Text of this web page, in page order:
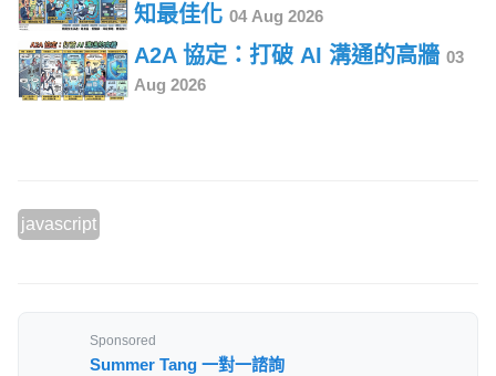
知最佳化 04 Aug 2026
A2A 協定：打破 AI 溝通的高牆 03
Aug 2026
javascript
Sponsored
Summer Tang 一對一諮詢